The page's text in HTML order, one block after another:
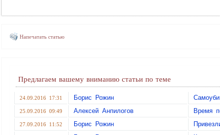
Напечатать статью
Предлагаем вашему вниманию статьи по теме
24.09.2016 17:31 Борис Рожин
25.09.2016 09:49 Алексей Анпилогов Время
27.09.2016 11:52 Борис Рожин